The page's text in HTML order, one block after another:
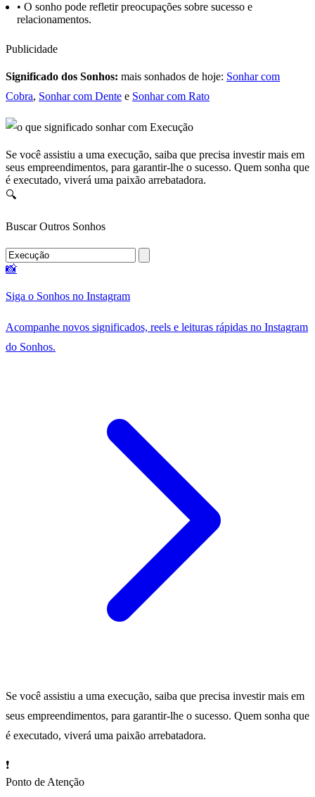
• O sonho pode refletir preocupações sobre sucesso e
relacionamentos.
Publicidade
Significado dos Sonhos: mais sonhados de hoje: Sonhar com
Cobra, Sonhar com Dente e Sonhar com Rato
Se você assistiu a uma execução, saiba que precisa investir mais em
seus empreendimentos, para garantir-lhe o sucesso. Quem sonha que
é executado, viverá uma paixão arrebatadora.
🔍
Buscar Outros Sonhos
📸
Siga o Sonhos no Instagram
Acompanhe novos significados, reels e leituras rápidas no Instagram
do Sonhos.
Se você assistiu a uma execução, saiba que precisa investir mais em
seus empreendimentos, para garantir-lhe o sucesso. Quem sonha que
é executado, viverá uma paixão arrebatadora.
❗
Ponto de Atenção